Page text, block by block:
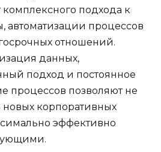
комплексного подхода к
автоматизации процессов
отношений.
данных,
подход и постоянное
процессов позволяют не
новых корпоративных
эффективно